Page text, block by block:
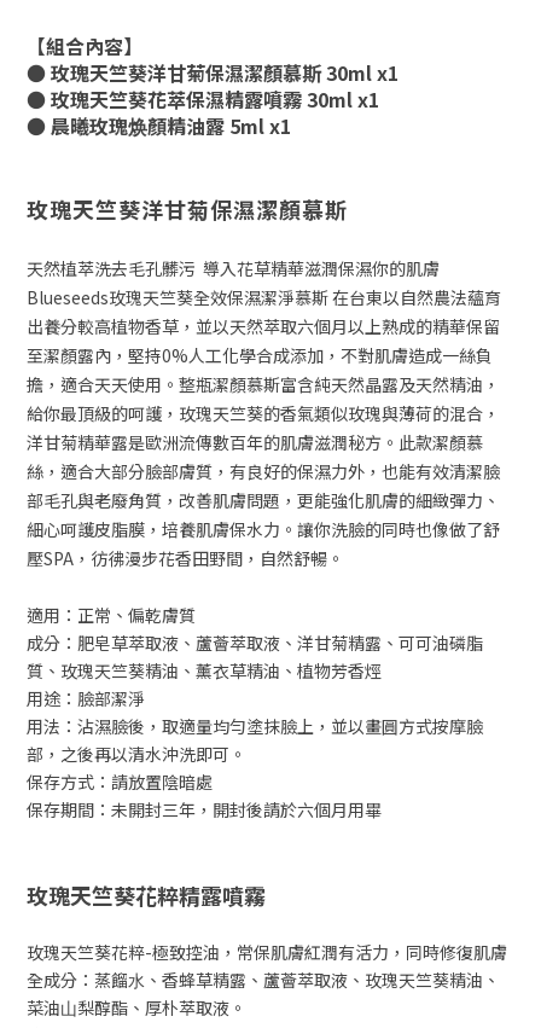
【組合內容】
● 玫瑰天竺葵洋甘菊保濕潔顏慕斯 30ml x1
● 玫瑰天竺葵花萃保濕精露噴霧 30ml x1
● 晨曦玫瑰焕顏精油露 5ml x1
玫瑰天竺葵洋甘菊保濕潔顏慕斯
天然植萃洗去毛孔髒污 導入花草精華滋潤保濕你的肌膚
Blueseeds玫瑰天竺葵全效保濕潔淨慕斯 在台東以自然農法蘊育
出養分較高植物香草，並以天然萃取六個月以上熟成的精華保留
至潔顏露內，堅持0%人工化學合成添加，不對肌膚造成一絲負
擔，適合天天使用。整瓶潔顏慕斯富含純天然晶露及天然精油，
給你最頂級的呵護，玫瑰天竺葵的香氣類似玫瑰與薄荷的混合，
洋甘菊精華露是歐洲流傳數百年的肌膚滋潤秘方。此款潔顏慕
絲，適合大部分臉部膚質，有良好的保濕力外，也能有效清潔臉
部毛孔與老廢角質，改善肌膚問題，更能強化肌膚的細緻彈力、
細心呵護皮脂膜，培養肌膚保水力。讓你洗臉的同時也像做了舒
壓SPA ，彷彿漫步花香田野間，自然舒暢。
適用：正常、偏乾膚質
成分：肥皂草萃取液、蘆薈萃取液、洋甘菊精露、可可油磷脂
質、玫瑰天竺葵精油、薰衣草精油、植物芳香烴
用途：臉部潔淨
用法：沾濕臉後，取適量均勻塗抹臉上，並以畫圓方式按摩臉
部，之後再以清水沖洗即可。
保存方式：請放置陰暗處
保存期間：未開封三年，開封後請於六個月用畢
玫瑰天竺葵花粹精露噴霧
玫瑰天竺葵花粹-極致控油，常保肌膚紅潤有活力，同時修復肌膚
全成分：蒸餾⽔、香蜂草精露、蘆薈萃取液、玫瑰天竺葵精油、
菜油⼭梨醇酯、厚朴萃取液。